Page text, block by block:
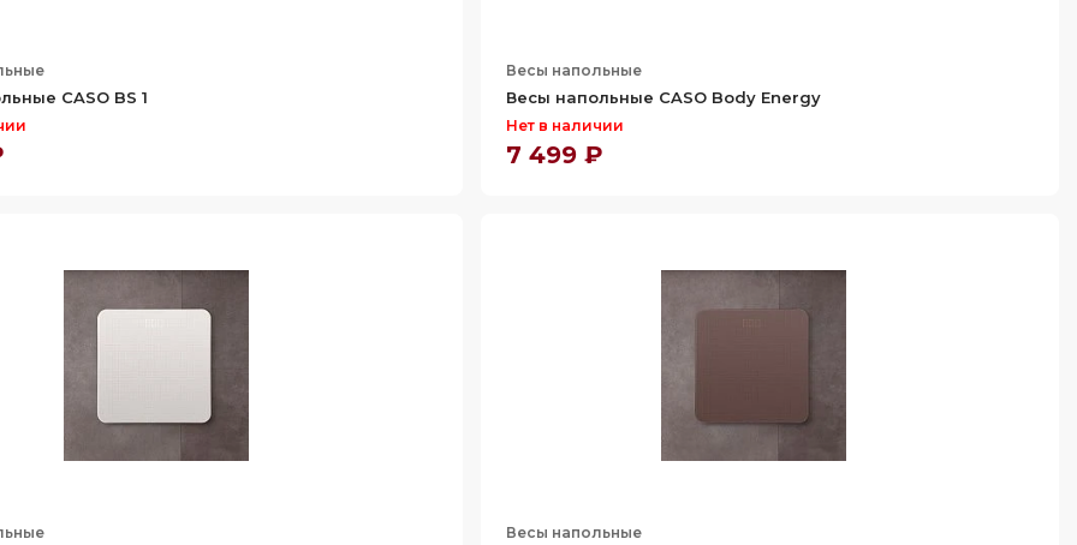
CASO BS 1
Весы напольные
Весы напольные CASO Body Energy
Нет в наличии
7 499 ₽
Весы напольные